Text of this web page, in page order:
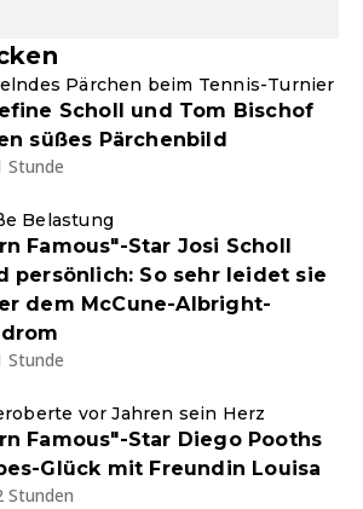
Pärchen beim Tennis-Turnier
Scholl und Tom Bischof
süßes Pärchenbild
Stunde
Belastung
Famous"-Star Josi Scholl
persönlich: So sehr leidet sie
dem McCune-Albright-
Stunde
vor Jahren sein Herz
Famous"-Star Diego Pooths
Glück mit Freundin Louisa
Stunden